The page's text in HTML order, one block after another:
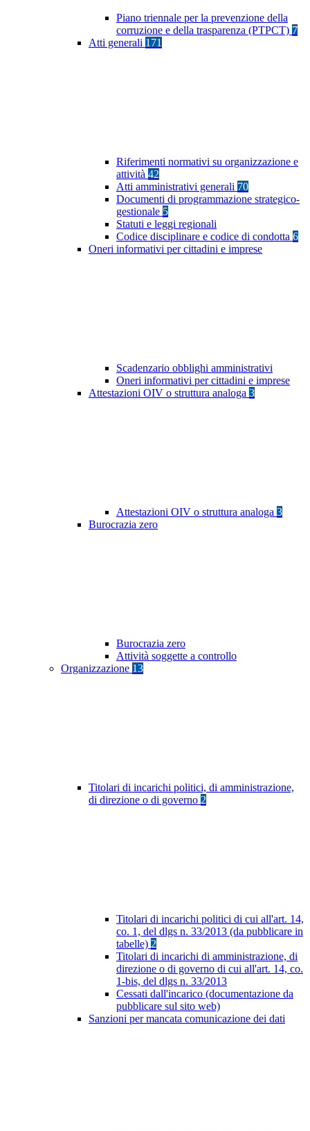
Piano triennale per la prevenzione della
corruzione e della trasparenza (PTPCT) 7
Atti generali 171
Riferimenti normativi su organizzazione e
attività 42
Atti amministrativi generali 70
Documenti di programmazione strategico-
gestionale 5
Statuti e leggi regionali
Codice disciplinare e codice di condotta 6
Oneri informativi per cittadini e imprese
Scadenzario obblighi amministrativi
Oneri informativi per cittadini e imprese
Attestazioni OIV o struttura analoga 3
Attestazioni OIV o struttura analoga 3
Burocrazia zero
Burocrazia zero
Attività soggette a controllo
Organizzazione 13
Titolari di incarichi politici, di amministrazione,
di direzione o di governo 2
Titolari di incarichi politici di cui all'art. 14,
co. 1, del dlgs n. 33/2013 (da pubblicare in
tabelle) 2
Titolari di incarichi di amministrazione, di
direzione o di governo di cui all'art. 14, co.
1-bis, del dlgs n. 33/2013
Cessati dall'incarico (documentazione da
pubblicare sul sito web)
Sanzioni per mancata comunicazione dei dati